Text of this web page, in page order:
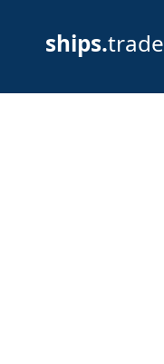
ships.trade